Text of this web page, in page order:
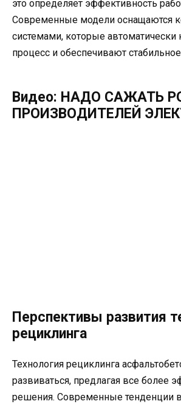
это определяет эффективность
Современные модели оснащаются
системами, которые автоматически
процесс и обеспечивают
Видео: НАДО САЖАТЬ
ПРОИЗВОДИТЕЛЕЙ
Перспективы развития
рециклинга
Технология рециклинга
развиваться, предлагая все более
решения. Современные тенденции